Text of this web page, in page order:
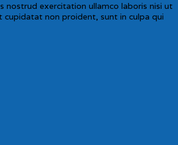
nostrud exercitation ullamco laboris nisi ut
cupidatat non proident, sunt in culpa qui